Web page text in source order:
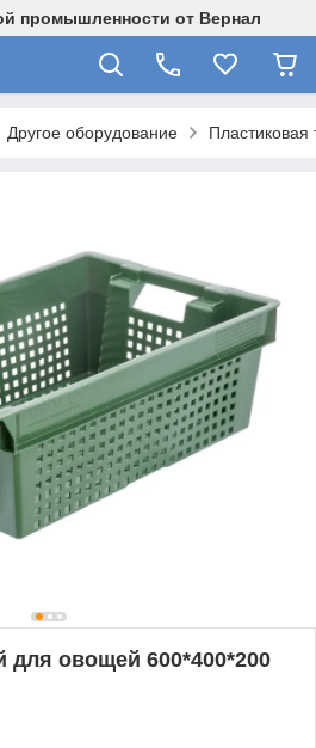
промышленности от Вернал
Другое оборудование Пластиковая
для овощей 600*400*200